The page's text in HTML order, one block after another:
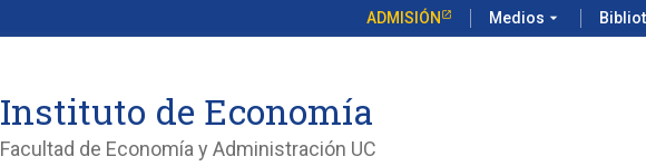
ADMISIÓN Medios arrow_drop_down
Instituto de Economía
Facultad de Economía y Administración UC